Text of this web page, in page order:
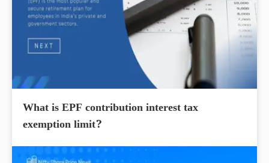
What is EPF contribution interest tax
exemption limit?